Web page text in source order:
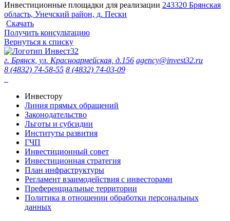
Инвестиционные площадки для реализации 243320 Брянская
область, Унечский район, д. Пески
Скачать
Получить консультацию
Вернуться к списку
г. Брянск, ул. Красноармейская, д.156 agency@invest32.ru
8 (4832) 74-58-55 8 (4832) 74-03-09
Инвестору
Линия прямых обращений
Законодательство
Льготы и субсидии
Институты развития
ГЧП
Инвестиционный совет
Инвестиционная стратегия
План инфраструктуры
Регламент взаимодействия с инвесторами
Преференциальные территории
Политика в отношении обработки персональных
данных